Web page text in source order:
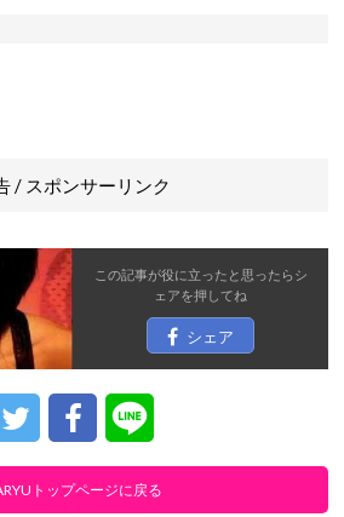
/ スポンサーリンク
この記事が役に立ったと思ったらシ
ェアを押してね
シェア
トップページに戻る